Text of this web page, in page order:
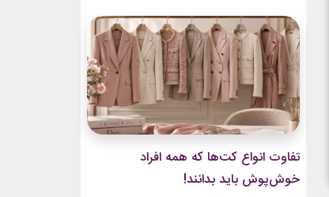
معرفی می‌کنیم که برای ساخت عکس‌های خاص،
بامزه و متفاوت طراحی شده‌اند. ایده‌هایی که فقط
یک تصویر زیبا نمی‌سازند؛ بلکه...
تفاوت انواع کت‌ها که همه افراد
خوش‌پوش باید بدانند!